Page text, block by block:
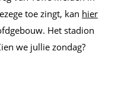
toe zingt, kan hier
Het stadion
we jullie zondag?